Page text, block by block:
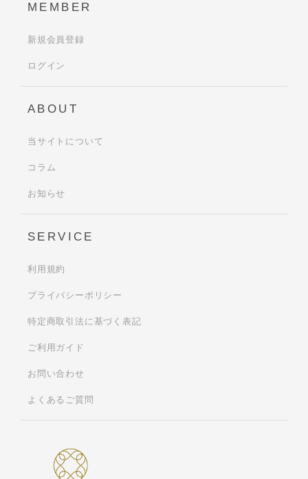
MEMBER
新規会員登録
ログイン
ABOUT
当サイトについて
コラム
お知らせ
SERVICE
利用規約
プライバシーポリシー
特定商取引法に基づく表記
ご利用ガイド
お問い合わせ
よくあるご質問